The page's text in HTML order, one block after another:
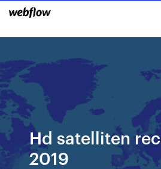
Hd satelliten
2019